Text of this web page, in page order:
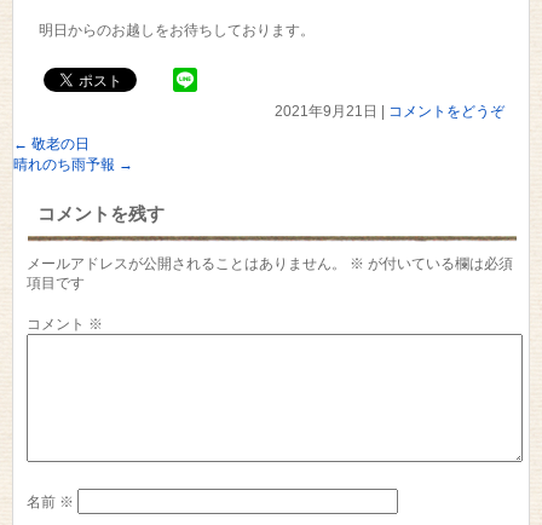
明日からのお越しをお待ちしております。
2021年9月21日
コメントをどうぞ
← 敬老の日
晴れのち雨予報 →
コメントを残す
メールアドレスが公開されることはありません。 ※ が付いている欄は必須
項目です
コメント ※
名前 ※